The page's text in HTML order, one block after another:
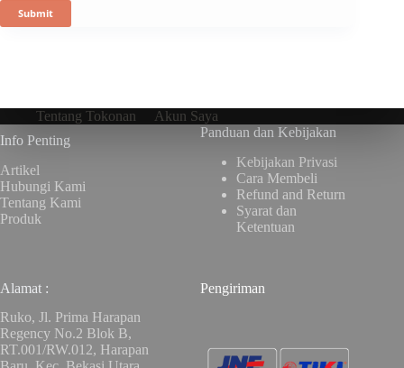
Submit
Tentang Tokonan
Akun Saya
Info Penting
Artikel
Hubungi Kami
Tentang Kami
Produk
Panduan dan Kebijakan
Kebijakan Privasi
Cara Membeli
Refund and Return
Syarat dan
Ketentuan
Alamat :
Ruko, Jl. Prima Harapan
Regency No.2 Blok B,
RT.001/RW.012, Harapan
Pengiriman